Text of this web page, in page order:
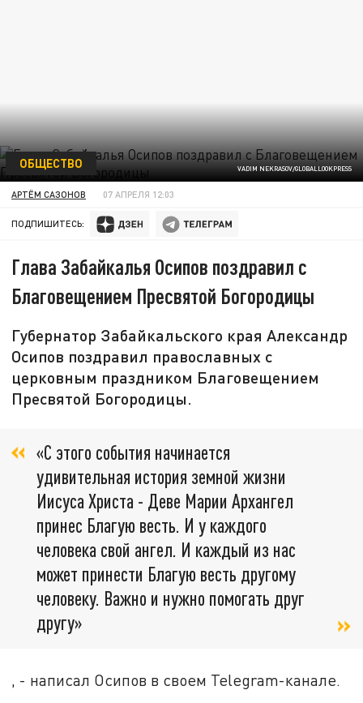
VADIM NEKRASOV/GLOBALLOOKPRESS
ОБЩЕСТВО
АРТЁМ САЗОНОВ 07 АПРЕЛЯ 12:03
ПОДПИШИТЕСЬ:
Глава Забайкалья Осипов поздравил с
Благовещением Пресвятой Богородицы
Губернатор Забайкальского края Александр
Осипов поздравил православных с
церковным праздником Благовещением
Пресвятой Богородицы.
«С этого события начинается
удивительная история земной жизни
Иисуса Христа - Деве Марии Архангел
принес Благую весть. И у каждого
человека свой ангел. И каждый из нас
может принести Благую весть другому
человеку. Важно и нужно помогать друг
другу»
, - написал Осипов в своем Telegram-канале.